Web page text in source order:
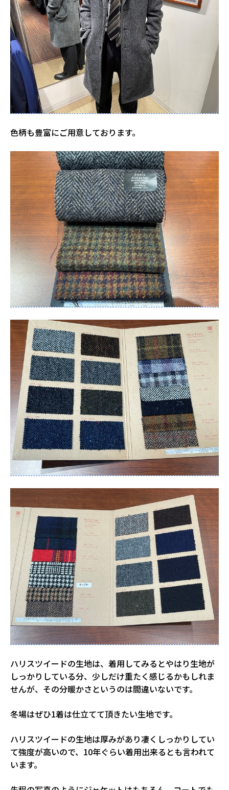
色柄も豊富にご用意しております。
ハリスツイードの生地は、着用してみるとやはり生地が
しっかりしている分、少しだけ重たく感じるかもしれま
せんが、その分暖かさというのは間違いないです。
冬場はぜひ1着は仕立てて頂きたい生地です。
ハリスツイードの生地は厚みがあり凄くしっかりしてい
て強度が高いので、10年ぐらい着用出来るとも言われて
います。